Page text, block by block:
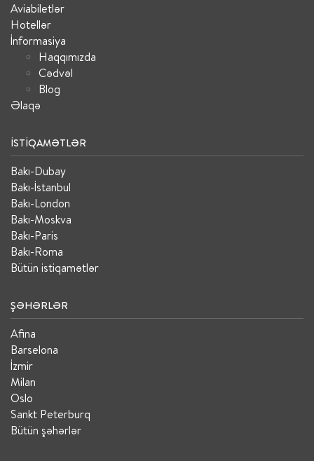
Aviabiletlər
Hotellər
İnformasiya
Haqqımızda
Cədvəl
Blog
Əlaqə
İSTIQAMƏTLƏR
Bakı-Dubay
Bakı-İstanbul
Bakı-London
Bakı-Moskva
Bakı-Paris
Bakı-Roma
Bütün istiqamətlər
ŞƏHƏRLƏR
Afina
Barselona
İzmir
Milan
Oslo
Sankt Peterburq
Bütün şəhərlər